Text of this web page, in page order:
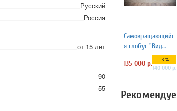
Русский
Россия
от 15 лет
90
55
Самовращающийс
я глобус "Вид
Земли из космоса"
130 см на
пластиковой
135 000 р. -3 %
140 000 р.